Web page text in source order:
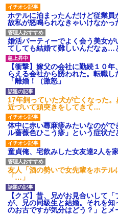
している。家のローンを私が引
き継ぎ、生活が一気に苦しくな
って...
同じ文系へ進学する約束だっ
た彼女が、何も言わず理系へ変
更していた。一言問いただした
だけで関係が一変して…
休日に甥っ子をアポなし託児
を押し付けてきた兄嫁！「テレ
ビでも見せといてw」と言うので
『Gガンダム』を一気見させた結
果……甥っ子が重度の中二病...
ハードオフに売っていた4万
4000円のフィギュアがヤバすぎ
るｗｗｗｗｗｗ「こんな高い
の？ｗｗ」「逆に超安い」
私「ちょっと、人の家の金庫
触らないでよ！」キチママ『そ
こに金庫があったから、開けて
みようとしただけ☆』義兄「泥
は出てけ！二度と来るな！」結
果・・・
私「初めて飲む味だけどなん
のお茶？」彼「ちっ！」私「」
【GIF】JSのカンチョーワロ
タ
ホテルに泊まったんだけど従業
故私が怒鳴られなきゃいけなかっ
婚活パーティーでよく会う美女
てしても結婚て難しいんだなぁ…
【衝撃】嫁父の会社に勤続１０
らえる会社から誘われた。転職
「離婚！（激怒」
17年飼っていた犬が亡くなった
近づいて頭突きをしてきて…
体中に赤い蕁麻疹みたいなのが
ル薔薇色ひこう疹」という症状だ
童貞俺、宅飲みした女友達2人を
友人「酒の勢いで女先輩をホテ
「…」
【クズ】昔、兄がお見合いして
が、兄の同級生と結婚。それを
のお古ですが気分はどう？」と